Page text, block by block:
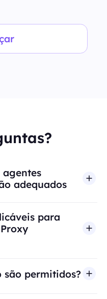
agentes
adequados
para
são permitidos?